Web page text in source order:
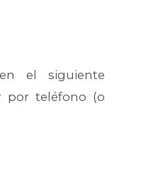
el siguiente
por teléfono (o